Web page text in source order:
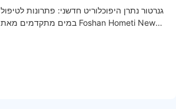
גנרטור נתרן היפוכלוריט חדשני: פתרונות לטיפול
במים מתקדמים מאת Foshan Hometi New